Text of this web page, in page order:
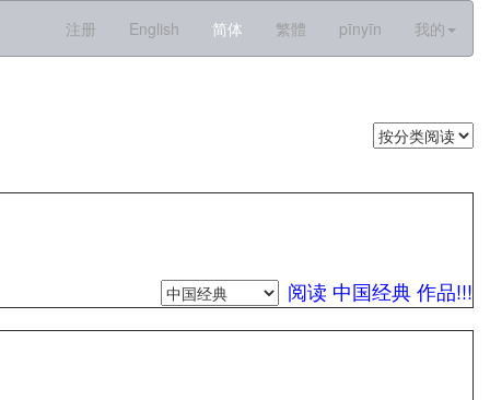
注册 English 简体 繁體 pīnyīn 我的
阅读 中国经典 作品!!!